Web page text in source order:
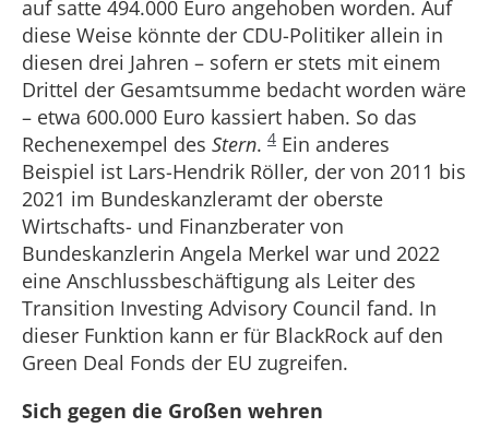
auf satte 494.000 Euro angehoben worden. Auf
diese Weise könnte der CDU-Politiker allein in
diesen drei Jahren – sofern er stets mit einem
Drittel der Gesamtsumme bedacht worden wäre
– etwa 600.000 Euro kassiert haben. So das
Rechenexempel des Stern. 4 Ein anderes
Beispiel ist Lars-Hendrik Röller, der von 2011 bis
2021 im Bundeskanzleramt der oberste
Wirtschafts- und Finanzberater von
Bundeskanzlerin Angela Merkel war und 2022
eine Anschlussbeschäftigung als Leiter des
Transition Investing Advisory Council fand. In
dieser Funktion kann er für BlackRock auf den
Green Deal Fonds der EU zugreifen.
Sich gegen die Großen wehren